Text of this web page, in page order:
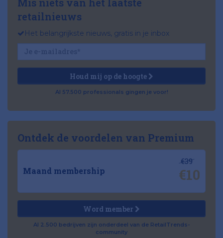
retailnieuws
Het belangrijkste nieuws, gratis in je inbox
Houd mij op de hoogte
Al 57.500 professionals gingen je voor!
Ontdek de voordelen van Premium
Maand membership
€39
€10
Word member
Al 2.500 bedrijven zijn onderdeel van de RetailTrends-
community